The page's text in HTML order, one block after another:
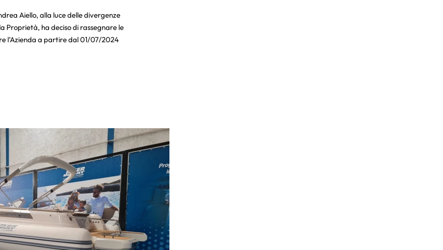
Aiello, alla luce delle divergenze
Proprietà, ha deciso di rassegnare le
l’Azienda a partire dal 01/07/2024